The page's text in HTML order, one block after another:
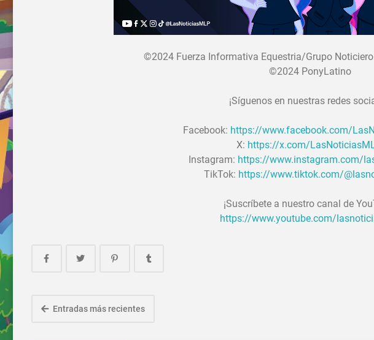
©2024 Fuerza Informativa Equestria/Grupo Noticiero
©2024 PonyLatino
¡Síguenos en nuestras redes
Facebook: https://www.facebook.com/
X: https://x.com/
Instagram: https://www.instagram.com/
TikTok: https://www.tiktok.com/
¡Suscríbete a nuestro canal de
https://www.youtube.com/
Entradas más recientes